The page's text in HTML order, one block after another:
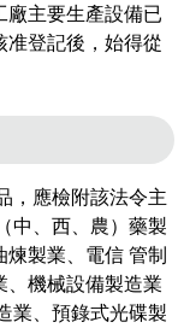
_
廠主要生產設備已
准登記後，始得從
，應檢附該法令主
中、西、農）藥製
製業、電信 管制
、機械設備製造業
業、預錄式光碟製